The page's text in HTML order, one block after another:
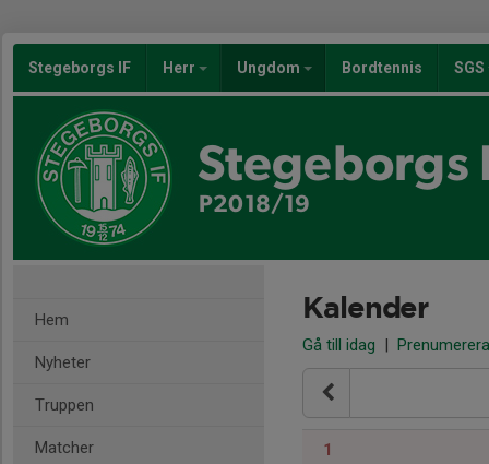
Stegeborgs IF Herr Ungdom Bordtennis SGS
Stegeborgs
P2018/19
Hem
Nyheter
Truppen
Matcher
Kalender
Gå till idag | Prenumerera
1